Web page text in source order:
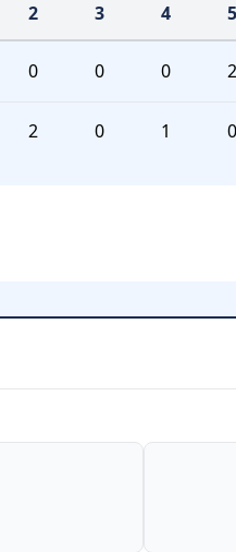
2 3 4 5
0 0 0 2
2 0 1 0